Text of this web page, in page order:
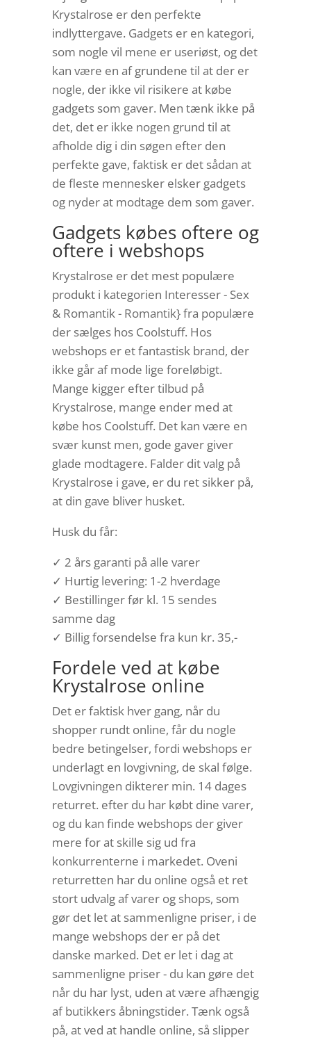
Krystalrose er den perfekte
indlyttergave. Gadgets er en kategori,
som nogle vil mene er useriøst, og det
kan være en af grundene til at der er
nogle, der ikke vil risikere at købe
gadgets som gaver. Men tænk ikke på
det, det er ikke nogen grund til at
afholde dig i din søgen efter den
perfekte gave, faktisk er det sådan at
de fleste mennesker elsker gadgets
og nyder at modtage dem som gaver.
Gadgets købes oftere og
oftere i webshops
Krystalrose er det mest populære
produkt i kategorien Interesser - Sex
& Romantik - Romantik} fra populære
der sælges hos Coolstuff. Hos
webshops er et fantastisk brand, der
ikke går af mode lige foreløbigt.
Mange kigger efter tilbud på
Krystalrose, mange ender med at
købe hos Coolstuff. Det kan være en
svær kunst men, gode gaver giver
glade modtagere. Falder dit valg på
Krystalrose i gave, er du ret sikker på,
at din gave bliver husket.
Husk du får:
✓ 2 års garanti på alle varer
✓ Hurtig levering: 1-2 hverdage
✓ Bestillinger før kl. 15 sendes
samme dag
✓ Billig forsendelse fra kun kr. 35,-
Fordele ved at købe
Krystalrose online
Det er faktisk hver gang, når du
shopper rundt online, får du nogle
bedre betingelser, fordi webshops er
underlagt en lovgivning, de skal følge.
Lovgivningen dikterer min. 14 dages
returret. efter du har købt dine varer,
og du kan finde webshops der giver
mere for at skille sig ud fra
konkurrenterne i markedet. Oveni
returretten har du online også et ret
stort udvalg af varer og shops, som
gør det let at sammenligne priser, i de
mange webshops der er på det
danske marked. Det er let i dag at
sammenligne priser - du kan gøre det
når du har lyst, uden at være afhængig
af butikkers åbningstider. Tænk også
på, at ved at handle online, så slipper